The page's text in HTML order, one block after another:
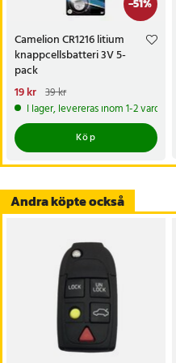
Artikelnummer:123097
-51%
Camelion CR1216 litium
knappcellsbatteri 3V 5-
pack
Nuvarande pris
pris:39 kr
19 kr 39 kr
I lager, levereras inom 1-2 vardagar
Köp
Andra köpte också